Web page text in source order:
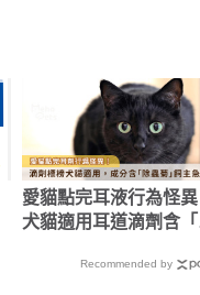
愛貓點完耳液行為怪
犬貓適用耳道滴劑含
Recommended by